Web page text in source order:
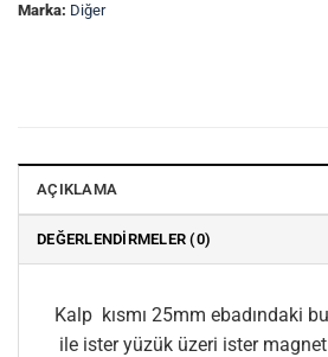
Marka: Diğer
AÇIKLAMA
DEĞERLENDIRMELER (0)
Kalp kısmı 25mm ebadındaki
ile ister yüzük üzeri ister